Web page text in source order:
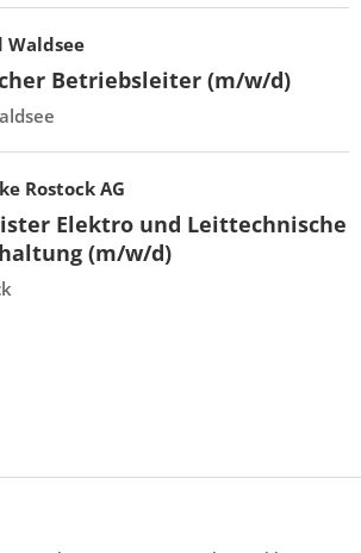
Waldsee
Betriebsleiter (m/w/d)
Rostock AG
Elektro und Leittechnische
(m/w/d)